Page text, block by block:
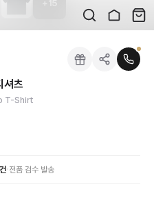
수 있나요?
검수 사진을 제공합니다. 가죽 재질,
즈 불일치, 고객 변심 모두 교환·반
수 있습니다. 적립금은 1,000원 이상
고, 사이즈 선택이 어려우시면 카카오
폴로 티셔츠
미학이 담긴 남성 블랙 로고 자수 폴
폴로 티셔츠
15
셔츠
T-Shirt
· 전품 검수 발송